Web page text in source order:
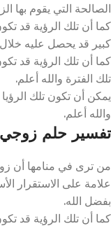
الصالحة التي يقوم بها
كما أن تلك الرؤية قد
كبير قد يحصل عليه خلال
كما أن تلك الرؤية قد
تلك الفترة والله أعلم.
يمكن أن تكون تلك
والله أعلم.
تفسير حلم
من ترى في منامها أن
علامة على الاستقرار
بفضل الله.
كما أن تلك الرؤية قد